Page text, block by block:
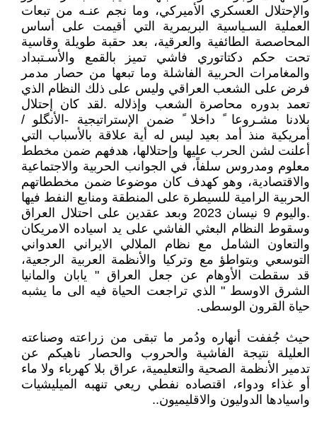
والإحتلال العسكري الأميركي، وما نجم عنـه من تبعات
العملية السـياسية البريمرية التي أقيمت على أساس
المحاصصة الطائفية والعرقية، بعد حقبة طويلة وقاسية
تحت حكم دكتاتوري فاشي تميز بالقمع والأسـتبداد
والمغامرات الحربية الفاشلة وما تبعها من حصار مدمر
فرض على الشعب العراقي وليس على ذلك النظام الذي
تعمد بدوره محاصرة الشعب وإذلاله . لقد كان إحتلال
بلادنا مشـروعا ً داخلا ً ضمن الإستراتيجية -الأنگلو /
أمريكية منذ أمد بعيد ليس له أية علاقة بالأسباب التي
أعلنت لشن الحرب عليها وإحتلالها، هدفهم ضمن مخطط
معلوم ومدروس سلفاً، في الجوانب الحربية والاجتماعية
والاقتصادية، وهو كهدف كان موضوعا ضمن مخططاتهم
الحربية الرامية للسيطرة على المنطقة ومنابع النفط فيها
. واليوم 9 نيسان 2023 وبعد عقدين على احتلال العراق
وسقوط النظام البعثي الفاشي على يد اسياده الامريكان
والتعاون الشامل مع نظام الملالي الايراني العدواني
التوسعي وبتواطؤ مع وتركيا والأنظمة العربية الرجعية،
قد سقطت الأوهام عن جعل العراق " يابان والمانيا
الشرق الاوسط " الذي تراجعت الحياة فيه الى ما يشبه
حياة القرون الوسطى.
حيث جُففت أنهاره ودُمر ما تبقى من زراعته وصناعته
العليلة نتيجة الفاشية والحروب والحصار ناهيكم عن
تدمير الأنظمة الصحية والتعليمية، عراق بلا كهرباء ولا ماء
أو غذاء ودواء، اقتصاده نفطي ريعي تنهبه الميليشيات
واسيادها الدوليون والاقليميون..